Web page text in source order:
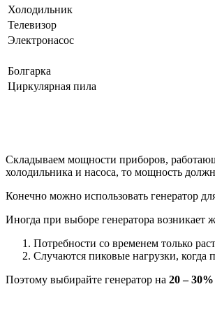
Холодильник
Телевизор
Электронасос
Болгарка
Циркулярная пила
Складываем мощности приборов,
холодильника и насоса, то мощность
Конечно можно использовать генератор
Иногда при выборе генератора возникает
Потребности со временем только
Случаются пиковые нагрузки,
Поэтому выбирайте генератор на 20 – 30%